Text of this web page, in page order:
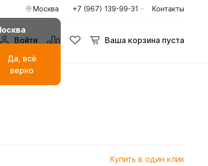
Москва
Да, всё
верно
+7 (967) 139-99-31 Контакты
Войти Ваша корзина пуста
Буркини мусульманские
Купить в один клик